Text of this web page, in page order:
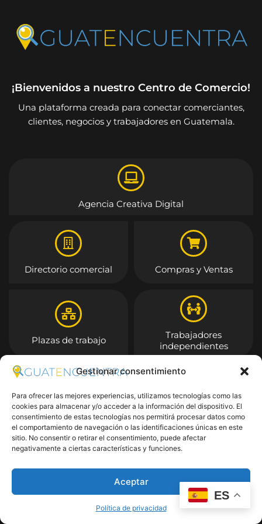
Gestionar consentimiento
Para ofrecer las mejores experiencias, utilizamos tecnologías como las
cookies para almacenar y/o acceder a la información del dispositivo. El
consentimiento de estas tecnologías nos permitirá procesar datos como
el comportamiento de navegación o las identificaciones únicas en este
sitio. No consentir o retirar el consentimiento, puede afectar
negativamente a ciertas características y funciones.
Aceptar
Política de privacidad
¡Bienvenidos a nuestro Centro de Comercio!
Una plataforma creada para conectar comerciantes,
clientes, negocios y trabajadores en Guatemala.
Agencia Creativa Digital
Directorio comercial Compras y Ventas
Plazas de trabajo
Trabajadores
independientes
Entrar
ES